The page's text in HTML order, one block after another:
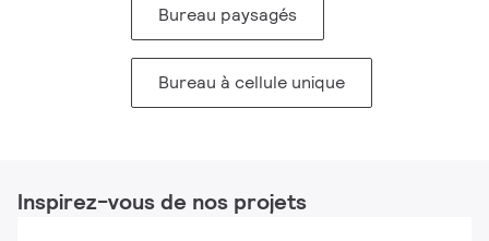
Bureau paysagés
Bureau à cellule unique
Inspirez-vous de nos projets